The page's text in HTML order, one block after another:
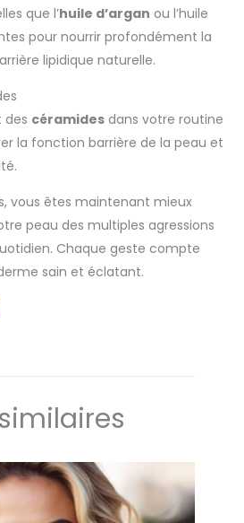
que l’huile d’argan ou l’huile
pour nourrir profondément la
lipidique naturelle.
céramides dans votre routine
la fonction barrière de la peau et
vous êtes maintenant mieux
peau des multiples agressions
Chaque geste compte
sain et éclatant.